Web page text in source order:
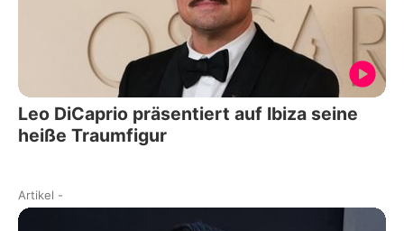
Leo DiCaprio präsentiert auf Ibiza seine
heiße Traumfigur
Artikel -